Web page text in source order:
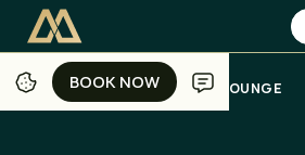
BOOK NOW
BOOK NOW
主页/ 巴厘岛/用餐/CASCADE LOUNGE